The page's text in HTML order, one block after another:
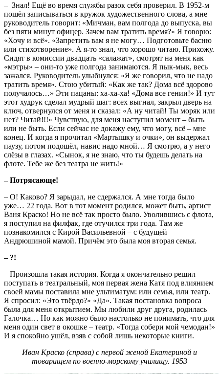
– Знал! Ещё во время службы разок себя проверил. В 1952-м
пошёл записываться в кружок художественного слова, а мне
руководитель говорит: «Мичман, вам полгода до выпуска, вы
без пяти минут офицер. Зачем вам тратить время?» Я говорю:
«Хочу и всё». «Запретить вам я не могу… Подготовьте басню
или стихотворение». А я-то знал, что хорошо читаю. Прихожу.
Сидят в комиссии двадцать «салажат», смотрят на меня как
«мэтры» – они-то уже полгода занимаются. Я пык-мык, весь
зажался. Руководитель улыбнулся: «Я же говорил, что не надо
тратить время». Стою убитый: «Как же так? Дома всё здорово
получалось…» Эти пацаны: ха-ха-ха! «Дома все гении!» И тут
этот худрук сделал мудрый шаг: всех выгнал, закрыл дверь на
ключ, отвернулся от меня и сказал: «А ну читай! Ты моряк или
нет? Читай!!!» Чувствую, для меня наступил момент – быть
или не быть. Если сейчас не докажу ему, что могу, всё – мне
конец. И когда я прочитал «Мартышку и очки», он выдержал
паузу, потом подошёл, навис надо мной… Я смотрю, а у него
слёзы в глазах. «Сынок, я не знаю, что ты будешь делать на
флоте. Тебе же без театра не жить!»
– Потрясающе!
– О! Каково? Я зарыдал, не сдержался. А мне тогда было
уже… 22 года. Вот в тот момент родился, может быть, артист
Ваня Краско! Но не всё так просто было. Уволившись с флота,
я поступил на филфак, где отучился три года. Там же
познакомился с Кирой Васильевной – с будущей
Андрюшиной мамой. Причём это была моя вторая семья.
– ?!
– Произошла такая история. Когда я окончательно решил
поступать в театральный, моя первая жена Катя под влиянием
своей мамы поставила мне ультиматум: или семья, или театр.
Я спросил: «Это твёрдо?» «Да». Такая постановка вопроса
была для меня открытием. Мы любили друг друга, родилась
Галочка… Но как можно было настолько не понимать, что для
меня один свет в окошке – театр. «Тогда собери мой чемодан!»
И я спокойно ушёл, взяв с собой лишь некоторые книги.
Иван Краско (справа) с первой женой Екатериной и
товарищем по военно-морскому училищу. 1953